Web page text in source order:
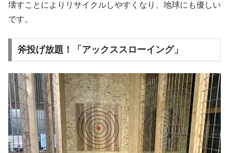
壊すことによりリサイクルしやすくなり、地球にも優しい
です。
斧投げ放題！「アックススローイング」